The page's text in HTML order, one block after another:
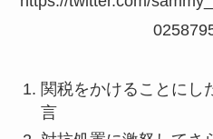
関税をかけることにし
言